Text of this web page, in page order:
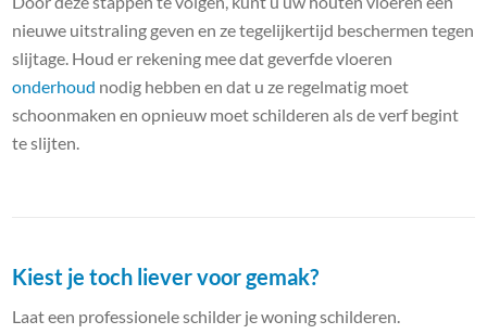
nieuwe uitstraling geven en ze tegelijkertijd beschermen tegen
slijtage. Houd er rekening mee dat geverfde vloeren
onderhoud nodig hebben en dat u ze regelmatig moet
schoonmaken en opnieuw moet schilderen als de verf begint
te slijten.
Kiest je toch liever voor gemak?
Laat een professionele schilder je woning schilderen.